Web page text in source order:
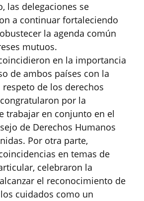
las delegaciones se
a continuar fortaleciendo
la agenda común
mutuos.
en la importancia
de ambos países con la
de los derechos
por la
trabajar en conjunto en el
de Derechos Humanos
Por otra parte,
en temas de
celebraron la
el reconocimiento de
cuidados como un